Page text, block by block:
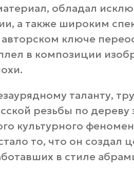
обладал
а также широким
авторском ключе
в композиции
таланту,
резьбы по
культурного
то, что он создал
в стиле